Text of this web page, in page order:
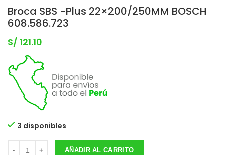
Broca SBS -Plus 22×200/250MM BOSCH
608.586.723
S/ 121.10
3 disponibles
AÑADIR AL CARRITO